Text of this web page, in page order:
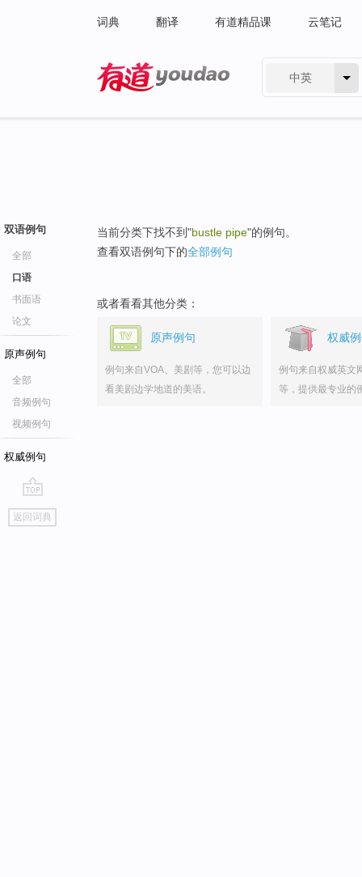
词典 翻译 有道精品课 云笔记
中英
双语例句
全部
口语
书面语
论文
原声例句
全部
音频例句
视频例句
权威例句
go
top
返回词典
当前分类下找不到"bustle pipe"的例句。
查看双语例句下的全部例句
或者看看其他分类：
原声例句
例句来自VOA、美剧等，您可以边
看美剧边学地道的美语。
权威
例句来自权威英文
等，提供最专业的